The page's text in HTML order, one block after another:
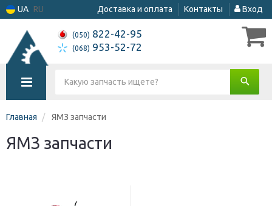
UA RU Доставка и оплата Контакты Вход
(050) 822-42-95
(068) 953-52-72
Главная ЯМЗ запчасти
ЯМЗ запчасти